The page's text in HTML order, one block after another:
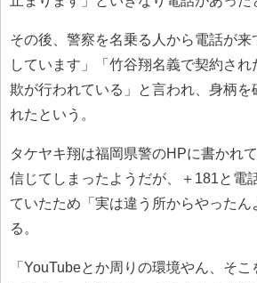
その後、警察を名乗る人から電話が
しています」「竹谷翔名義で契約さ
欺が行われている」と言われ、身柄を
れたという。
タケヤキ翔は福岡県警のHPに書かれ
信じてしまったようだが、＋181と電
ていたため「実は違う所からやったん
る。
「YouTubeとか周りの環境やん、そ